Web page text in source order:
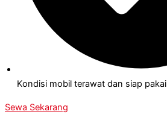
Kondisi mobil terawat dan siap pakai
Sewa Sekarang